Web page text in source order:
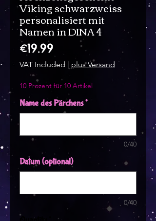
Viking schwarzweiss
personalisiert mit
Namen in DINA 4
€19.99 Price
VAT Included | plus Versand
10 Prozent für 10 Artikel
Name des Pärchens*
0/40
Datum (optional)
0/40